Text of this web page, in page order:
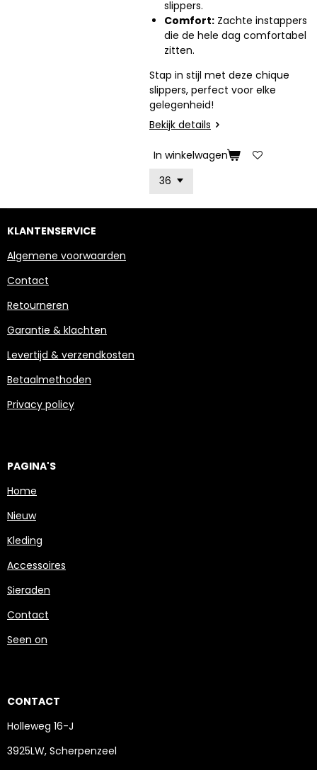
slippers.
Comfort: Zachte instappers
die de hele dag comfortabel
zitten.
Stap in stijl met deze chique
slippers, perfect voor elke
gelegenheid!
Bekijk details
In winkelwagen
KLANTENSERVICE
Algemene voorwaarden
Contact
Retourneren
Garantie & klachten
Levertijd & verzendkosten
Betaalmethoden
Privacy policy
PAGINA'S
Home
Nieuw
Kleding
Accessoires
Sieraden
Contact
Seen on
CONTACT
Holleweg 16-J
3925LW, Scherpenzeel